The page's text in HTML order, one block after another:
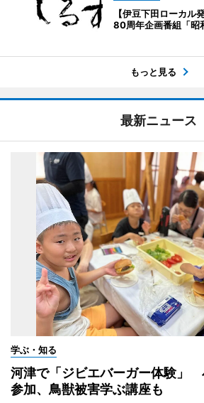
【伊豆下田ローカル
80周年企画番組「昭
もっと見る
最新ニュース
学ぶ・知る
河津で「ジビエバーガー体験」
参加、鳥獣被害学ぶ講座も